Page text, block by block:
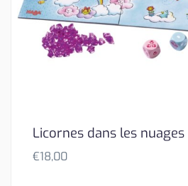
Licornes dans les nuages
€18,00